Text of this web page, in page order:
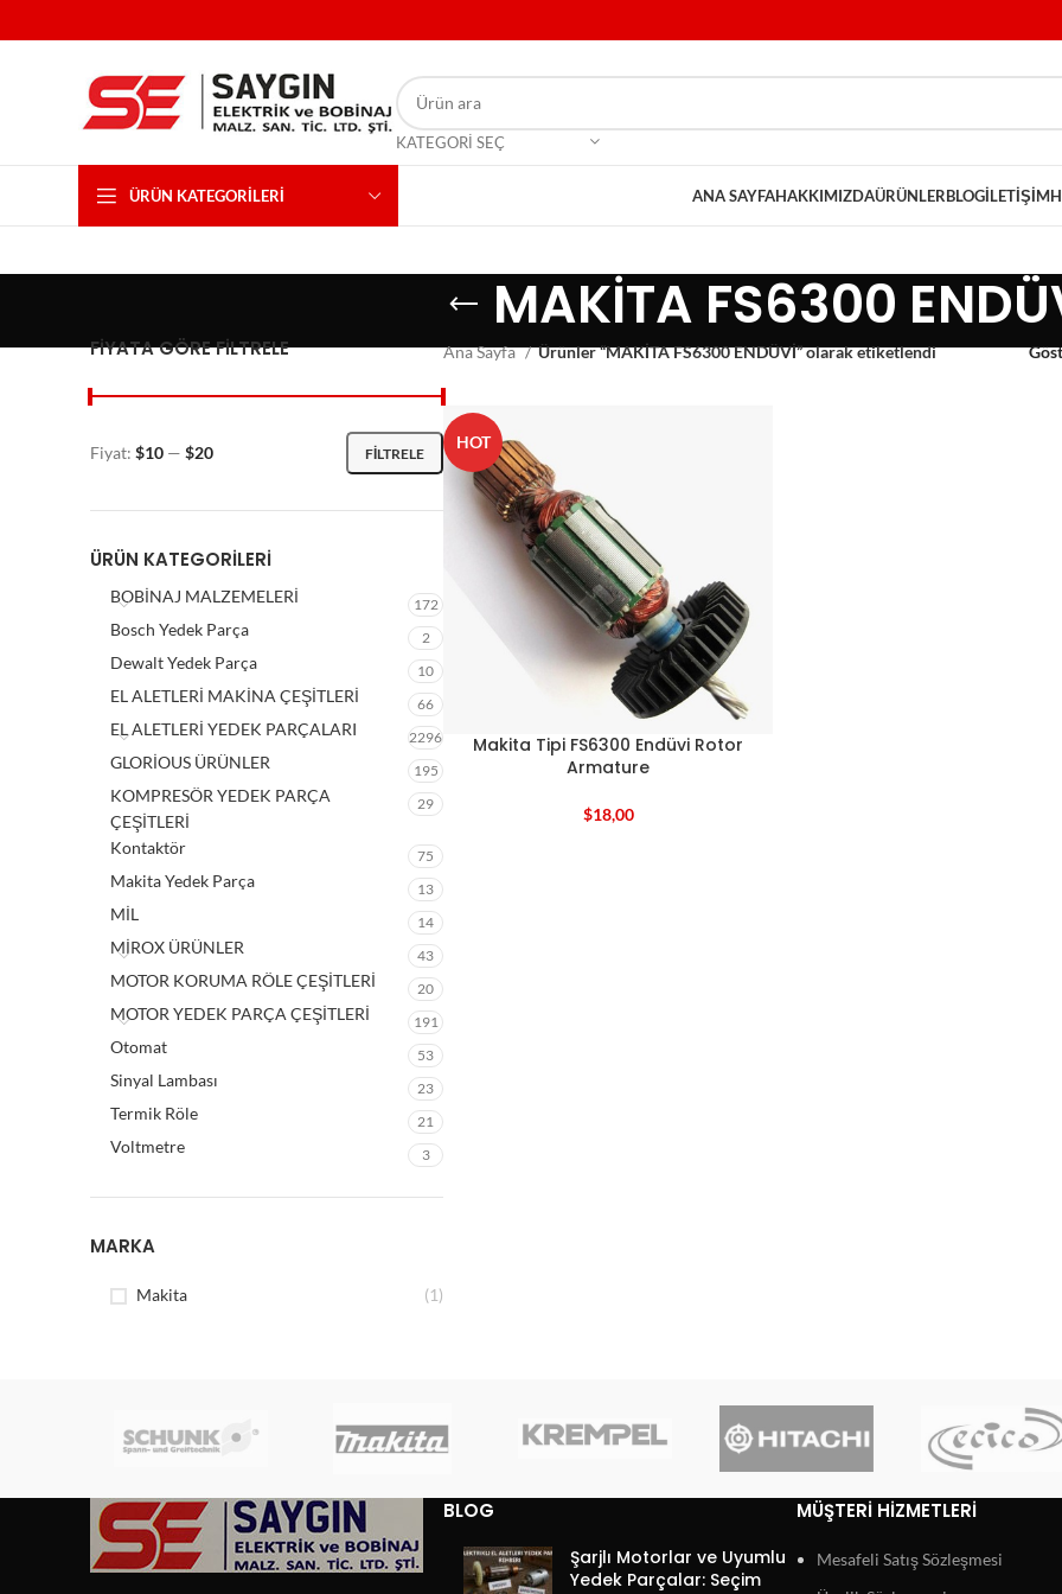
KATEGORI SEÇ
ÜRÜN KATEGORILERI ANA SAYFAHAKKIMIZDAÜRÜNLERBLOGİLETIŞIM
MAKİTA FS6300
FIYATA GÖRE FILTRELE
FILTRELE
Fiyat: $10 — $20
ÜRÜN KATEGORILERI
BOBİNAJ MALZEMELERİ 172
Bosch Yedek Parça 2
Dewalt Yedek Parça 10
EL ALETLERİ MAKİNA ÇEŞİTLERİ 66
EL ALETLERİ YEDEK PARÇALARI 2296
GLORİOUS ÜRÜNLER 195
KOMPRESÖR YEDEK PARÇA
ÇEŞİTLERİ
29
Kontaktör 75
Makita Yedek Parça 13
MİL 14
MİROX ÜRÜNLER 43
MOTOR KORUMA RÖLE ÇEŞİTLERİ 20
MOTOR YEDEK PARÇA ÇEŞİTLERİ 191
Otomat 53
Sinyal Lambası 23
Termik Röle 21
Voltmetre 3
MARKA
Makita (1)
Ana Sayfa Ürünler “MAKİTA FS6300 ENDÜVİ” olarak etiketlendi
HOT
Makita Tipi FS6300 Endüvi Rotor
Armature
$18,00
BLOG
Şarjlı Motorlar ve Uyumlu
Yedek Parçalar: Seçim
MÜŞTERI HIZMETLERI
Mesafeli Satış Sözleşmesi